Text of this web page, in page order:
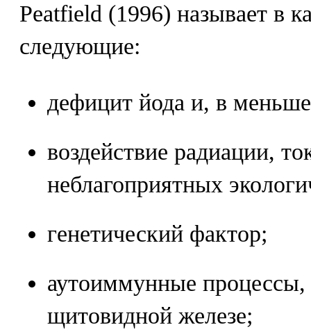
Peatfield (1996) называет в
следующие:
дефицит йода и, в
воздействие радиации,
неблагоприятных
генетический фактор;
аутоиммунные процессы,
щитовидной железе;